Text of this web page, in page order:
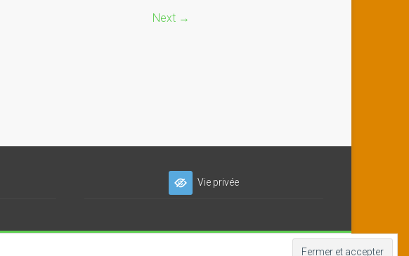
Next →
Vie privée